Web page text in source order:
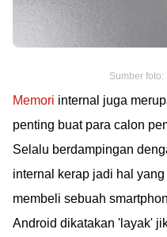
Sumber foto:
Memori internal juga
penting buat para calon
Selalu berdampingan
internal kerap jadi hal
membeli sebuah
Android dikatakan 'layak'